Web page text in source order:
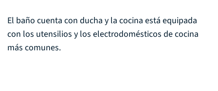
El baño cuenta con ducha y la cocina está equipada
con los utensilios y los electrodomésticos de cocina
más comunes.